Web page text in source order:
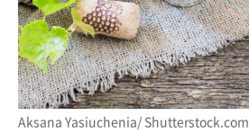
Aksana Yasiuchenia/ Shutterstock.com